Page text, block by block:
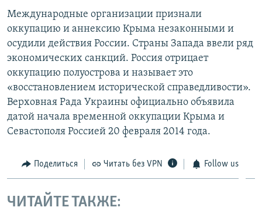
Международные организации признали
оккупацию и аннексию Крыма незаконными и
осудили действия России. Страны Запада ввели ряд
экономических санкций. Россия отрицает
оккупацию полуострова и называет это
«восстановлением исторической справедливости».
Верховная Рада Украины официально объявила
датой начала временной оккупации Крыма и
Севастополя Россией 20 февраля 2014 года.
Поделиться Читать без VPN Follow us
ЧИТАЙТЕ ТАКЖЕ: